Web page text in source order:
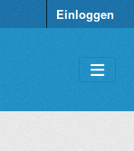
Einloggen